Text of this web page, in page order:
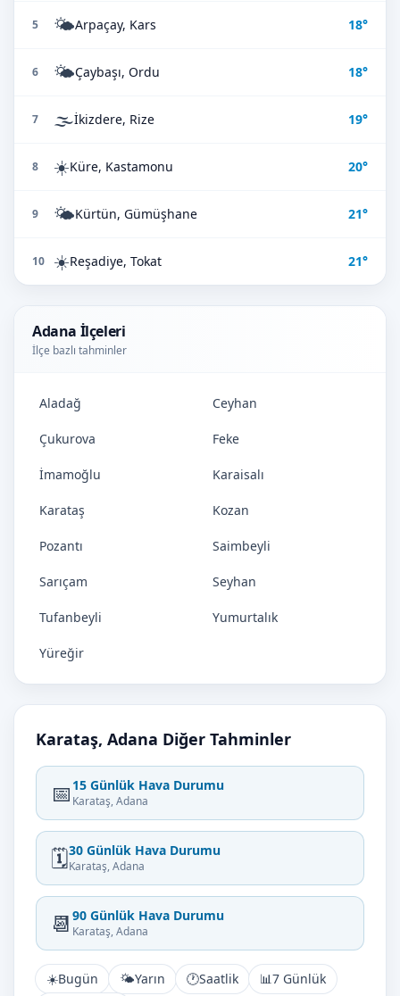
5 🌤️Arpaçay, Kars 18°
6 🌤️Çaybaşı, Ordu 18°
7 🌫️İkizdere, Rize 19°
8 ☀️Küre, Kastamonu 20°
9 🌤️Kürtün, Gümüşhane 21°
10 ☀️Reşadiye, Tokat 21°
Adana İlçeleri
İlçe bazlı tahminler
Aladağ Ceyhan
Çukurova Feke
İmamoğlu Karaisalı
Karataş Kozan
Pozantı Saimbeyli
Sarıçam Seyhan
Tufanbeyli Yumurtalık
Yüreğir
Karataş, Adana Diğer Tahminler
📅 15 Günlük Hava Durumu
Karataş, Adana
🗓️30 Günlük Hava Durumu
Karataş, Adana
📆 90 Günlük Hava Durumu
Karataş, Adana
☀️Bugün 🌤️Yarın 🕐Saatlik 📊7 Günlük